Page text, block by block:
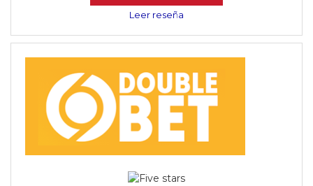
Leer reseña